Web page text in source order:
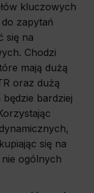
kluczowych
zapytań
się na
Chodzi
mają dużą
oraz dużą
bardziej
się na
ogólnych